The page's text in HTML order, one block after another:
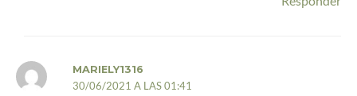
MARIELY1316
30/06/2021 A LAS 01:41